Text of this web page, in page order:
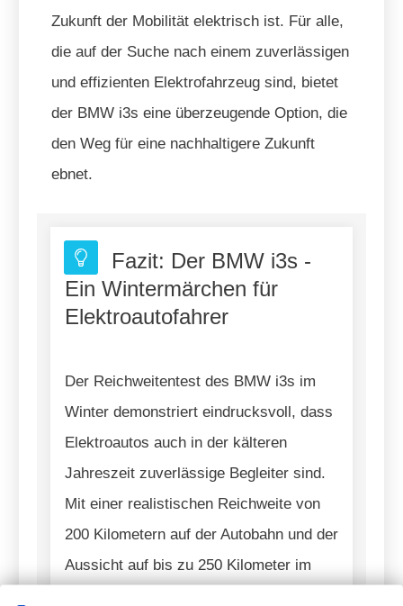
Zukunft der Mobilität elektrisch ist. Für alle,
die auf der Suche nach einem zuverlässigen
und effizienten Elektrofahrzeug sind, bietet
der BMW i3s eine überzeugende Option, die
den Weg für eine nachhaltigere Zukunft
ebnet.
Fazit: Der BMW i3s -
Ein Wintermärchen für
Elektroautofahrer
Der Reichweitentest des BMW i3s im
Winter demonstriert eindrucksvoll, dass
Elektroautos auch in der kälteren
Jahreszeit zuverlässige Begleiter sind.
Mit einer realistischen Reichweite von
200 Kilometern auf der Autobahn und der
Aussicht auf bis zu 250 Kilometer im